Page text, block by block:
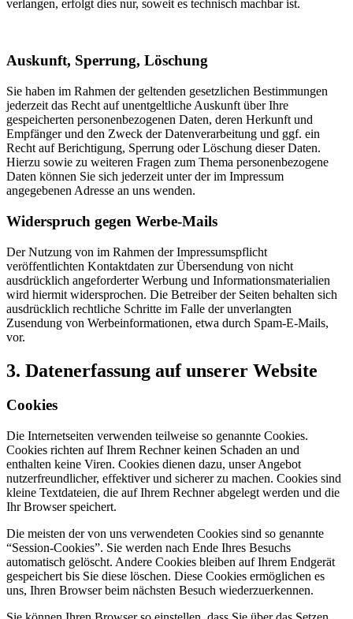
verlangen, erfolgt dies nur, soweit es technisch machbar ist.
Auskunft, Sperrung, Löschung
Sie haben im Rahmen der geltenden gesetzlichen Bestimmungen
jederzeit das Recht auf unentgeltliche Auskunft über Ihre
gespeicherten personenbezogenen Daten, deren Herkunft und
Empfänger und den Zweck der Datenverarbeitung und ggf. ein
Recht auf Berichtigung, Sperrung oder Löschung dieser Daten.
Hierzu sowie zu weiteren Fragen zum Thema personenbezogene
Daten können Sie sich jederzeit unter der im Impressum
angegebenen Adresse an uns wenden.
Widerspruch gegen Werbe-Mails
Der Nutzung von im Rahmen der Impressumspflicht
veröffentlichten Kontaktdaten zur Übersendung von nicht
ausdrücklich angeforderter Werbung und Informationsmaterialien
wird hiermit widersprochen. Die Betreiber der Seiten behalten sich
ausdrücklich rechtliche Schritte im Falle der unverlangten
Zusendung von Werbeinformationen, etwa durch Spam-E-Mails,
vor.
3. Datenerfassung auf unserer Website
Cookies
Die Internetseiten verwenden teilweise so genannte Cookies.
Cookies richten auf Ihrem Rechner keinen Schaden an und
enthalten keine Viren. Cookies dienen dazu, unser Angebot
nutzerfreundlicher, effektiver und sicherer zu machen. Cookies sind
kleine Textdateien, die auf Ihrem Rechner abgelegt werden und die
Ihr Browser speichert.
Die meisten der von uns verwendeten Cookies sind so genannte
“Session-Cookies”. Sie werden nach Ende Ihres Besuchs
automatisch gelöscht. Andere Cookies bleiben auf Ihrem Endgerät
gespeichert bis Sie diese löschen. Diese Cookies ermöglichen es
uns, Ihren Browser beim nächsten Besuch wiederzuerkennen.